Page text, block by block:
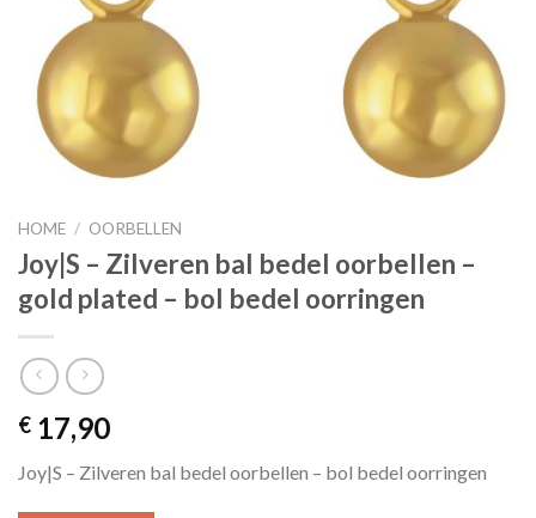
HOME / OORBELLEN
Joy|S – Zilveren bal bedel oorbellen –
gold plated – bol bedel oorringen
€ 17,90
Joy|S – Zilveren bal bedel oorbellen – bol bedel oorringen